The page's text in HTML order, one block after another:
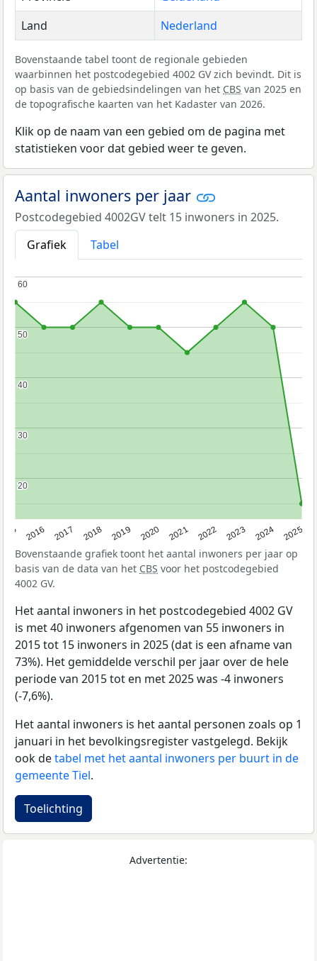
Land
Nederland
Bovenstaande tabel toont de regionale gebieden
waarbinnen het postcodegebied 4002 GV zich bevindt. Dit is
op basis van de gebiedsindelingen van het CBS van 2025 en
de topografische kaarten van het Kadaster van 2026.
Klik op de naam van een gebied om de pagina met
statistieken voor dat gebied weer te geven.
Aantal inwoners per jaar
Postcodegebied 4002GV telt 15 inwoners in 2025.
Grafiek
Tabel
2016 2017 2018 2019 2020 2021 2022 2023 2024 2025
20
20
30
30
40
40
50
50
60
60
Bovenstaande grafiek toont het aantal inwoners per jaar op
basis van de data van het CBS voor het postcodegebied
4002 GV.
Het aantal inwoners in het postcodegebied 4002 GV
is met 40 inwoners afgenomen van 55 inwoners in
2015 tot 15 inwoners in 2025 (dat is een afname van
73%). Het gemiddelde verschil per jaar over de hele
periode van 2015 tot en met 2025 was -4 inwoners
(-7,6%).
Het aantal inwoners is het aantal personen zoals op 1
januari in het bevolkingsregister vastgelegd. Bekijk
ook detabel met het aantal inwoners per buurt in de
gemeente Tiel.
Toelichting
Advertentie: